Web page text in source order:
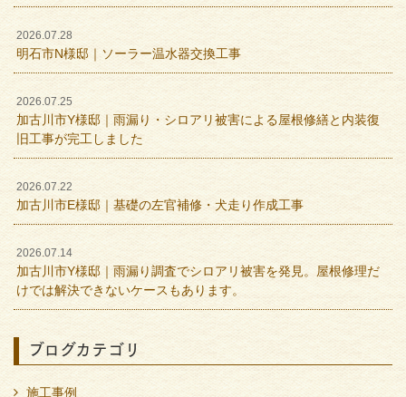
2026.07.28
明石市N様邸｜ソーラー温水器交換工事
2026.07.25
加古川市Y様邸｜雨漏り・シロアリ被害による屋根修繕と内装復
旧工事が完工しました
2026.07.22
加古川市E様邸｜基礎の左官補修・犬走り作成工事
2026.07.14
加古川市Y様邸｜雨漏り調査でシロアリ被害を発見。屋根修理だ
けでは解決できないケースもあります。
ブログカテゴリ
施工事例